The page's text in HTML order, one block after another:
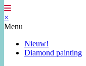
×
Menu
Nieuw!
Diamond painting